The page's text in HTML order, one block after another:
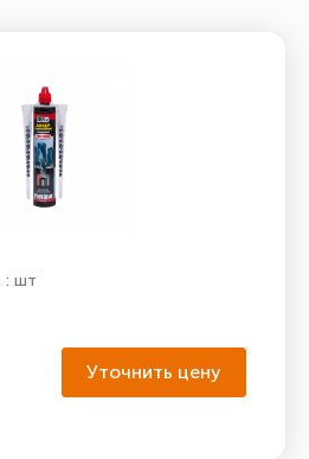
: шт
Уточнить цену